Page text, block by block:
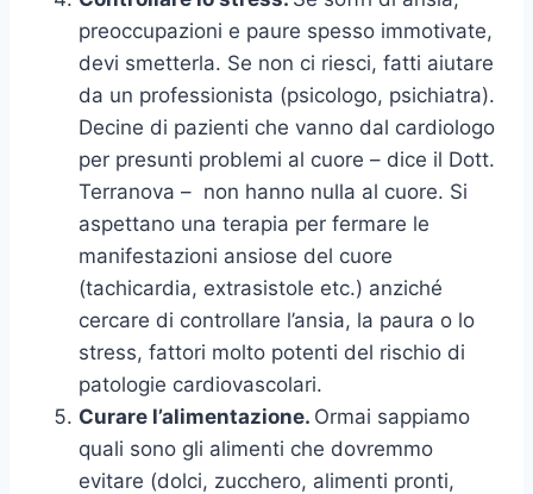
preoccupazioni e paure spesso immotivate,
devi smetterla. Se non ci riesci, fatti aiutare
da un professionista (psicologo, psichiatra).
Decine di pazienti che vanno dal cardiologo
per presunti problemi al cuore – dice il Dott.
Terranova – non hanno nulla al cuore. Si
aspettano una terapia per fermare le
manifestazioni ansiose del cuore
(tachicardia, extrasistole etc.) anziché
cercare di controllare l’ansia, la paura o lo
stress, fattori molto potenti del rischio di
patologie cardiovascolari.
Curare l’alimentazione. Ormai sappiamo
quali sono gli alimenti che dovremmo
evitare (dolci, zucchero, alimenti pronti,